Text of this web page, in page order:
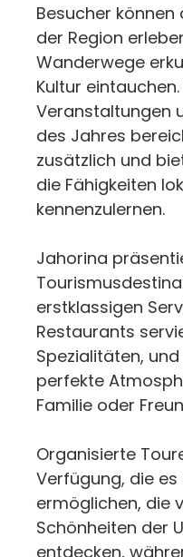
Besucher
der Region
Wanderwege
Kultur
Veranstaltungen
des Jahres
zusätzlich und
die Fähigkeiten
kennenzulernen.
Jahorina
erstklassigen
Restaurants
Spezialitäten,
perfekte
Familie oder
Organisierte
Verfügung, die
ermöglichen, die
Schönheiten der
entdecken,